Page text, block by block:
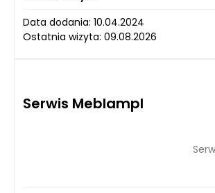
Data dodania: 10.04.2024
Ostatnia wizyta: 09.08.2026
Serwis Meblampl